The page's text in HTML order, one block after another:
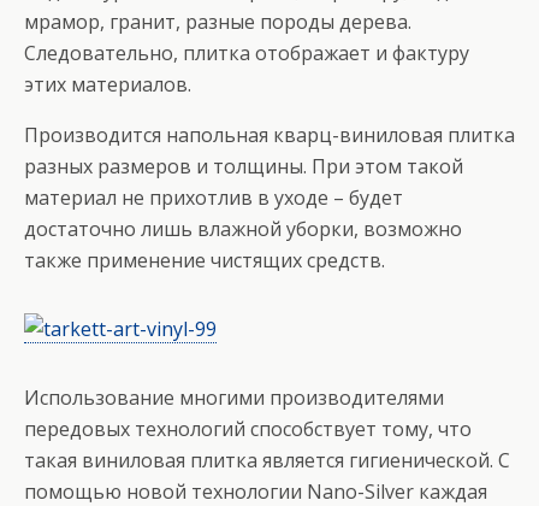
мрамор, гранит, разные породы дерева.
Следовательно, плитка отображает и фактуру
этих материалов.
Производится напольная кварц-виниловая плитка
разных размеров и толщины. При этом такой
материал не прихотлив в уходе – будет
достаточно лишь влажной уборки, возможно
также применение чистящих средств.
Использование многими производителями
передовых технологий способствует тому, что
такая виниловая плитка является гигиенической. С
помощью новой технологии Nano-Silver каждая